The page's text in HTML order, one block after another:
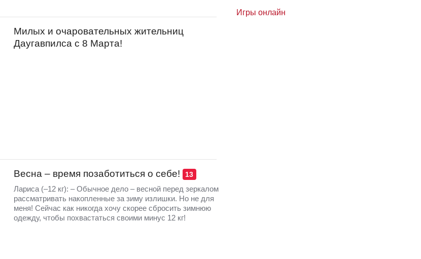
Милых и очаровательных жительниц
Даугавпилса с 8 Марта!
Весна – время позаботиться о себе! 13
Лариса (–12 кг): – Обычное дело – весной перед зеркалом
рассматривать накопленные за зиму излишки. Но не для
меня! Сейчас как никогда хочу скорее сбросить зимнюю
одежду, чтобы похвастаться своими минус 12 кг!
Игры онлайн